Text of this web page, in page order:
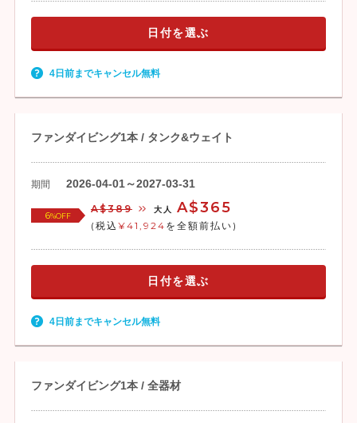
日付を選ぶ
4日前までキャンセル無料
ファンダイビング1本 / タンク&ウェイト
期間 2026-04-01～2027-03-31
6%OFF
A$389 大人 A$365
(税込 ¥41,924 を全額前払い)
日付を選ぶ
4日前までキャンセル無料
ファンダイビング1本 / 全器材